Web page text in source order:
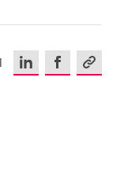
LinkedInFacebookKopieer